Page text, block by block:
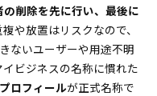
の削除を先に行い、最後に
や放置はリスクなので、
ないユーザーや用途不明
ビジネスの名称に慣れた
ロフィールが正式名称で